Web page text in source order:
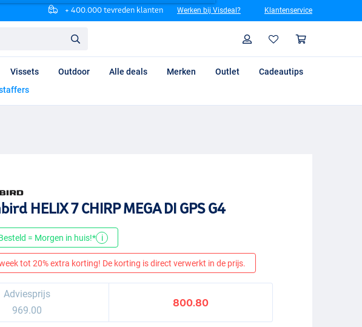
+ 400.000 tevreden klanten Werken bij Visdeal? Klantenservice
Profiel
Vissets Outdoor Alle deals Merken Outlet
Cadeautips
HELIX 7 CHIRP MEGA DI GPS G4
= Morgen in huis!* i
tot 20% extra korting! De korting is direct verwerkt in de prijs.
Adviesprijs
969.00
800.80